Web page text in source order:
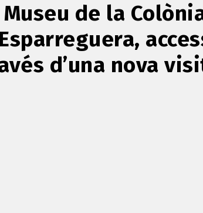
Museu de la
d’una nova